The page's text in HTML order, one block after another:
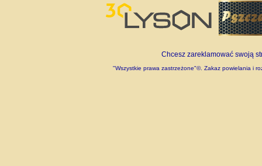
Chcesz zareklamować swoją
"Wszystkie prawa zastrzeżone"©. Zakaz powielania i